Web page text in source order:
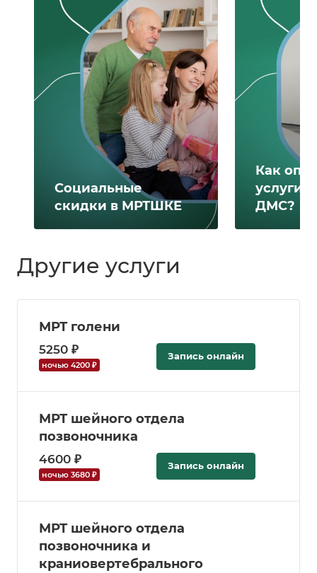
Социальные
скидки в МРТШКЕ
Как
услуги
ДМС?
Другие услуги
МРТ голени
5250 ₽
ночью 4200 ₽
Запись онлайн
МРТ шейного отдела
позвоночника
4600 ₽
ночью 3680 ₽
Запись онлайн
МРТ шейного отдела
позвоночника и
краниовертебрального